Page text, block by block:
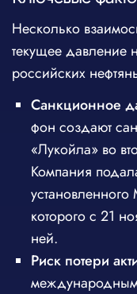
Несколько
текущее давление
российских
Санкционное
фон создают
«Лукойла» во
Компания
которого с 21
ней.
Риск потери